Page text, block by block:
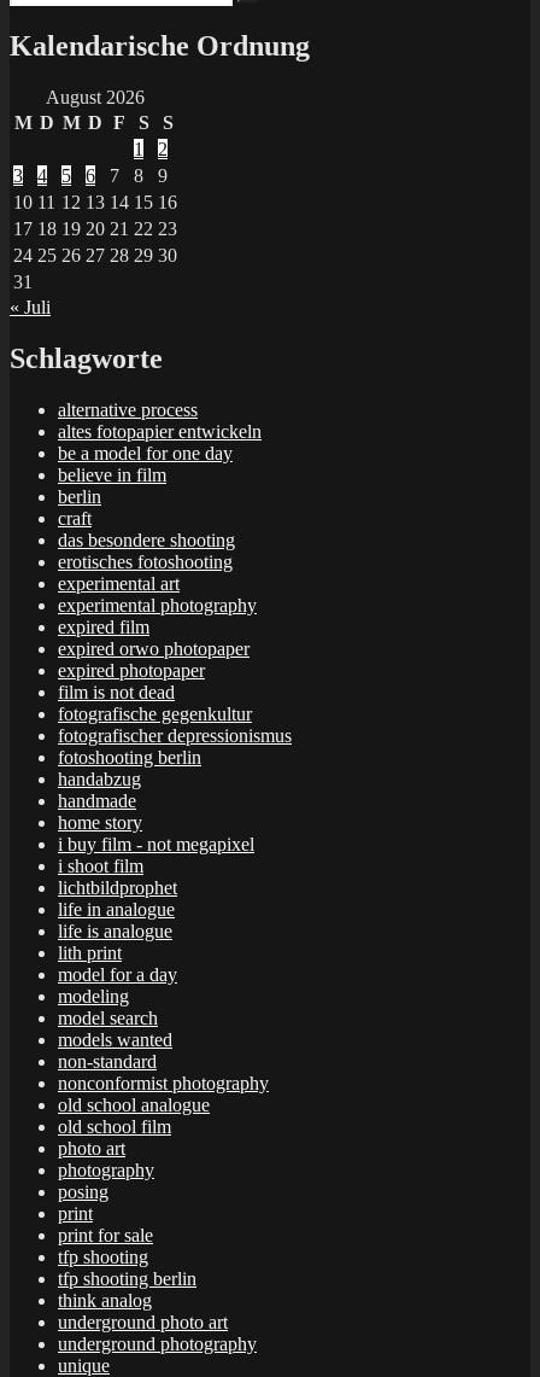
nach:
Kalendarische Ordnung
August 2026
M D M D F S
S
1
2
3
4 5 6 7 8
9
10 11 12 13 14 15 16
17 18 19 20 21 22 23
24 25 26 27 28 29 30
31
« Juli
Schlagworte
alternative process
altes fotopapier entwickeln
be a model for one day
believe in film
berlin
craft
das besondere shooting
erotisches fotoshooting
experimental art
experimental photography
expired film
expired orwo photopaper
expired photopaper
film is not dead
fotografische gegenkultur
fotografischer depressionismus
fotoshooting berlin
handabzug
handmade
home story
i buy film - not megapixel
i shoot film
lichtbildprophet
life in analogue
life is analogue
lith print
model for a day
modeling
model search
models wanted
non-standard
nonconformist photography
old school analogue
old school film
photo art
photography
posing
print
print for sale
tfp shooting
tfp shooting berlin
think analog
underground photo art
underground photography
unique